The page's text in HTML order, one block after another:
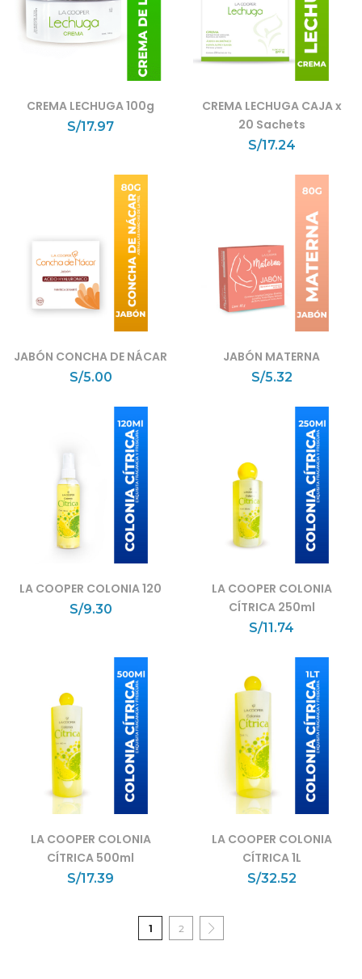
CREMA LECHUGA 100g
S/17.97
CREMA LECHUGA CAJA x
20 Sachets
S/17.24
JABÓN CONCHA DE NÁCAR
S/5.00
JABÓN MATERNA
S/5.32
LA COOPER COLONIA 120
S/9.30
LA COOPER COLONIA
CÍTRICA 250ml
S/11.74
LA COOPER COLONIA
CÍTRICA 500ml
S/17.39
LA COOPER COLONIA
CÍTRICA 1L
S/32.52
1 2